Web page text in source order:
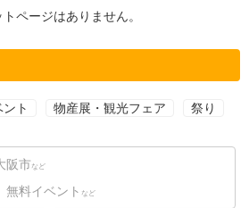
ページはありません。
ト 物産展・観光フェア 祭り
阪市 など
無料イベント など